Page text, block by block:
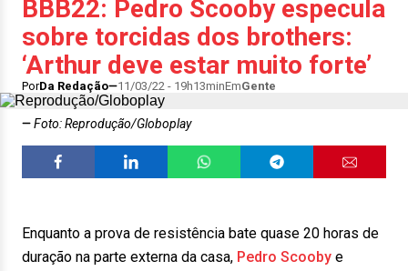
BBB22: Pedro Scooby especula
sobre torcidas dos brothers:
‘Arthur deve estar muito forte’
PorDa Redação 11/03/22 - 19h13minEmGente
Foto: Reprodução/Globoplay
Enquanto a prova de resistência bate quase 20 horas de
duração na parte externa da casa, Pedro Scooby e